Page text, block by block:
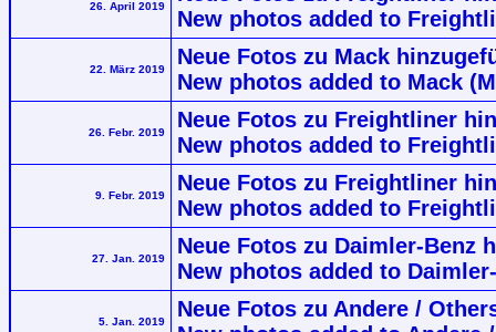
26. April 2019
New photos added to
22. März 2019
Neue Fotos zu Mack
New photos added to Mack
26. Febr. 2019
Neue Fotos zu Freightliner
New photos added to
9. Febr. 2019
Neue Fotos zu Freightliner
New photos added to
27. Jan. 2019
Neue Fotos zu Daimler-Benz
New photos added to
5. Jan. 2019
Neue Fotos zu Andere /